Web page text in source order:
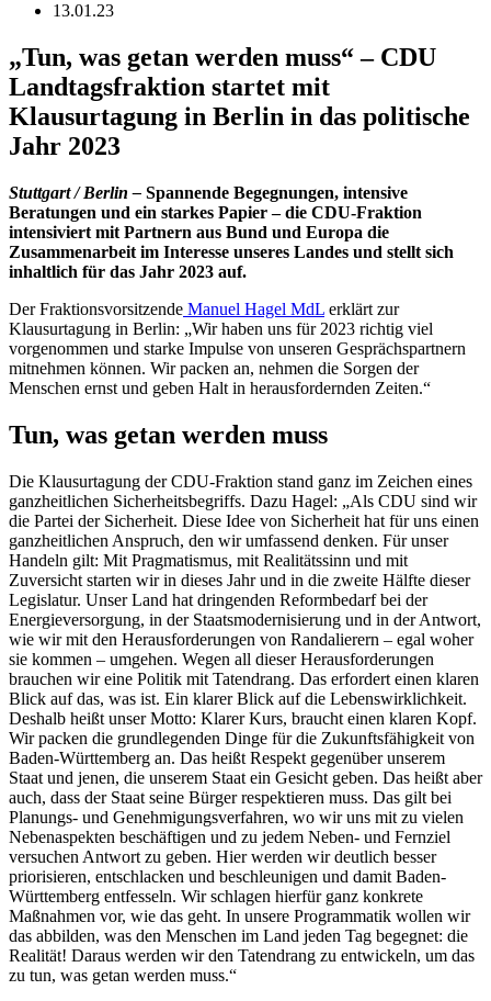
13.01.23
„Tun, was getan werden muss“ – CDU
Landtagsfraktion startet mit
Klausurtagung in Berlin in das politische
Jahr 2023
Stuttgart / Berlin – Spannende Begegnungen, intensive
Beratungen und ein starkes Papier – die CDU-Fraktion
intensiviert mit Partnern aus Bund und Europa die
Zusammenarbeit im Interesse unseres Landes und stellt sich
inhaltlich für das Jahr 2023 auf.
Der Fraktionsvorsitzende Manuel Hagel MdL erklärt zur
Klausurtagung in Berlin: „Wir haben uns für 2023 richtig viel
vorgenommen und starke Impulse von unseren Gesprächspartnern
mitnehmen können. Wir packen an, nehmen die Sorgen der
Menschen ernst und geben Halt in herausfordernden Zeiten.“
Tun, was getan werden muss
Die Klausurtagung der CDU-Fraktion stand ganz im Zeichen eines
ganzheitlichen Sicherheitsbegriffs. Dazu Hagel: „Als CDU sind wir
die Partei der Sicherheit. Diese Idee von Sicherheit hat für uns einen
ganzheitlichen Anspruch, den wir umfassend denken. Für unser
Handeln gilt: Mit Pragmatismus, mit Realitätssinn und mit
Zuversicht starten wir in dieses Jahr und in die zweite Hälfte dieser
Legislatur. Unser Land hat dringenden Reformbedarf bei der
Energieversorgung, in der Staatsmodernisierung und in der Antwort,
wie wir mit den Herausforderungen von Randalierern – egal woher
sie kommen – umgehen. Wegen all dieser Herausforderungen
brauchen wir eine Politik mit Tatendrang. Das erfordert einen klaren
Blick auf das, was ist. Ein klarer Blick auf die Lebenswirklichkeit.
Deshalb heißt unser Motto: Klarer Kurs, braucht einen klaren Kopf.
Wir packen die grundlegenden Dinge für die Zukunftsfähigkeit von
Baden-Württemberg an. Das heißt Respekt gegenüber unserem
Staat und jenen, die unserem Staat ein Gesicht geben. Das heißt aber
auch, dass der Staat seine Bürger respektieren muss. Das gilt bei
Planungs- und Genehmigungsverfahren, wo wir uns mit zu vielen
Nebenaspekten beschäftigen und zu jedem Neben- und Fernziel
versuchen Antwort zu geben. Hier werden wir deutlich besser
priorisieren, entschlacken und beschleunigen und damit Baden-
Württemberg entfesseln. Wir schlagen hierfür ganz konkrete
Maßnahmen vor, wie das geht. In unsere Programmatik wollen wir
das abbilden, was den Menschen im Land jeden Tag begegnet: die
Realität! Daraus werden wir den Tatendrang zu entwickeln, um das
zu tun, was getan werden muss.“